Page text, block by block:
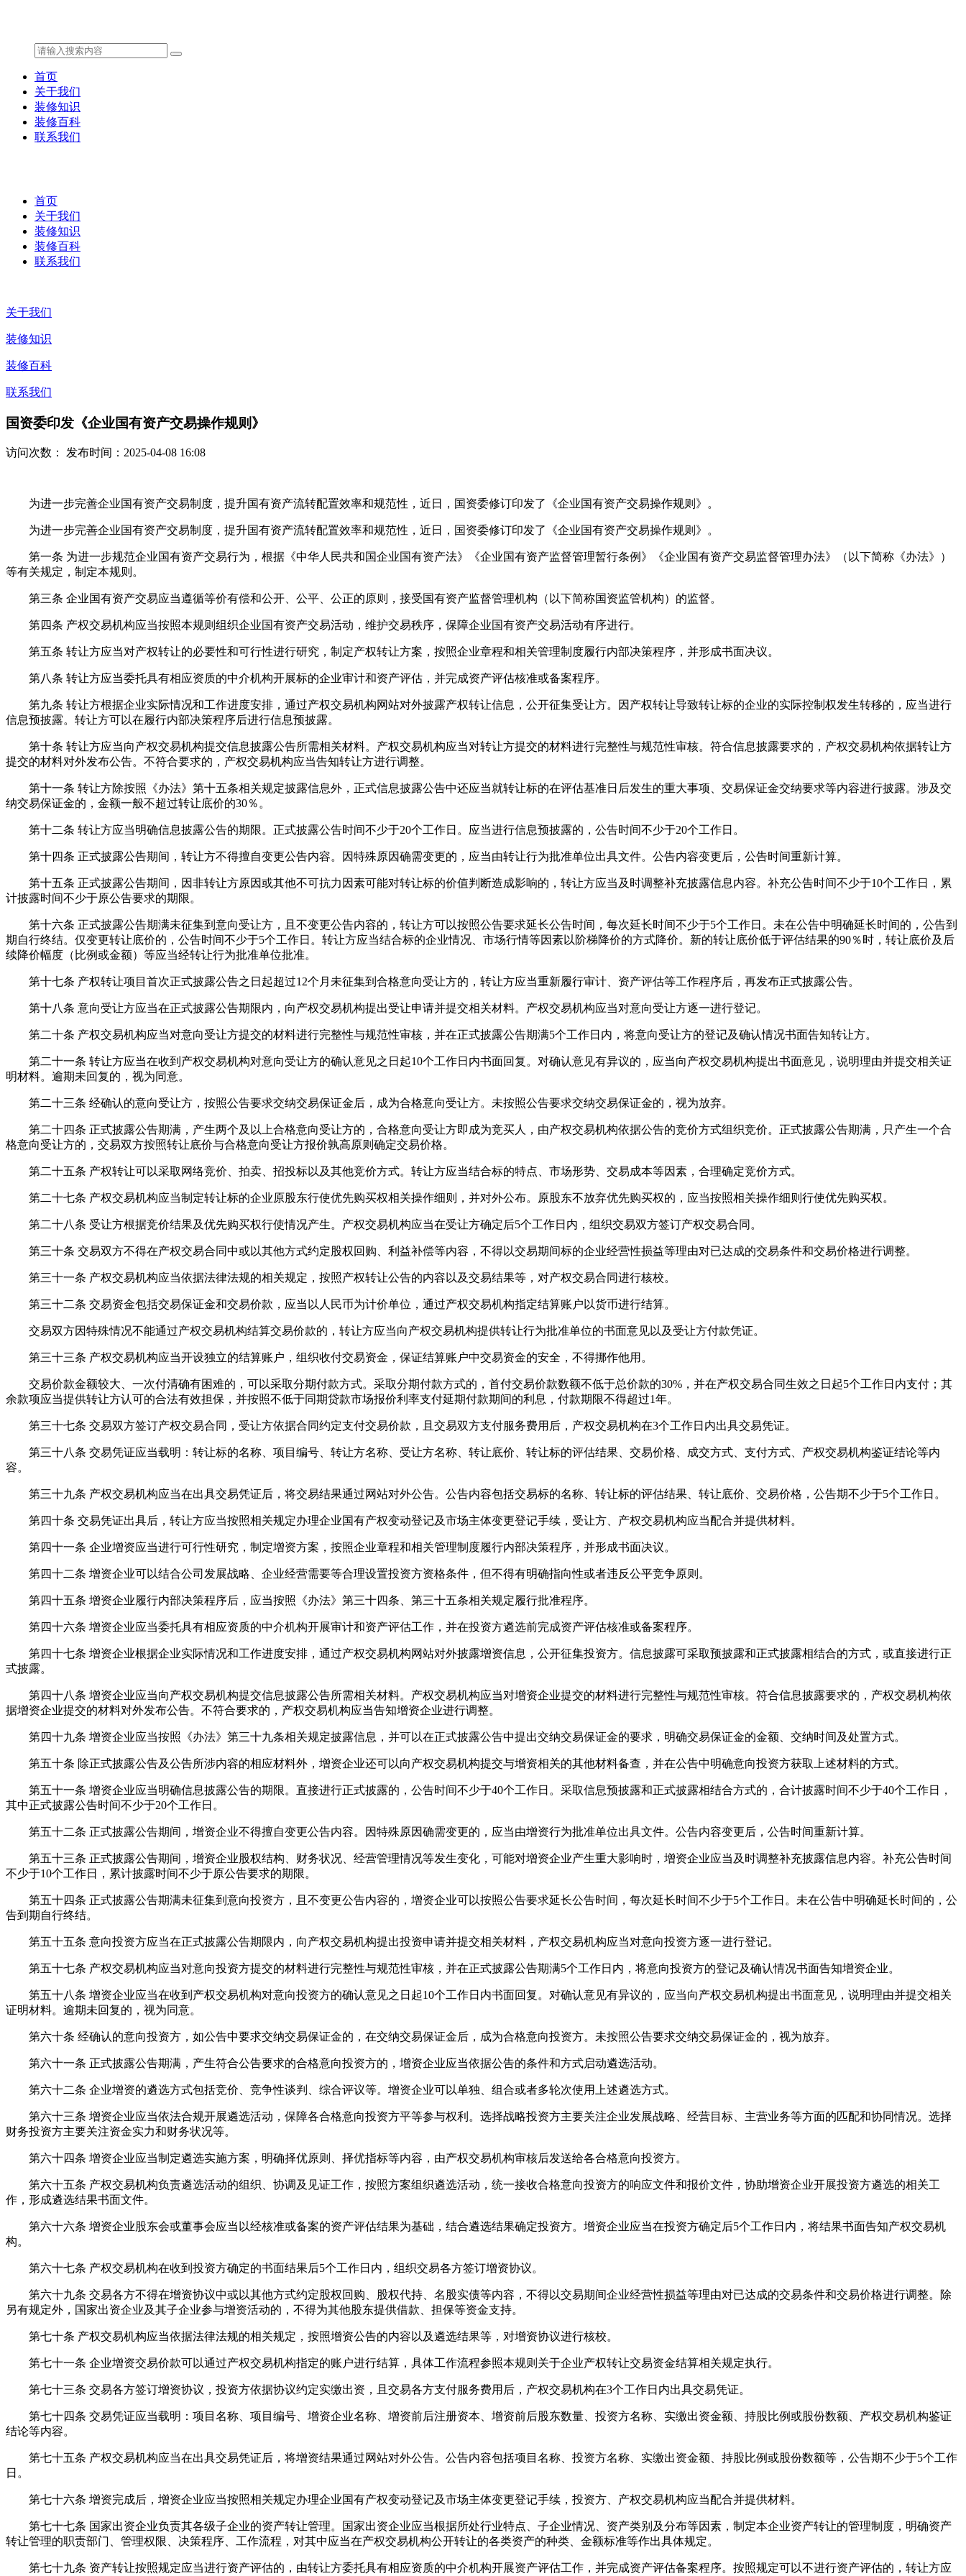
首页
关于我们
装修知识
装修百科
联系我们
首页
关于我们
装修知识
装修百科
联系我们
关于我们
装修知识
装修百科
联系我们
国资委印发《企业国有资产交易操作规则》
访问次数： 发布时间：2025-04-08 16:08
为进一步完善企业国有资产交易制度，提升国有资产流转配置效率和规范性，近日，国资委修订印发了《企业国有资产交易操作规则》。
为进一步完善企业国有资产交易制度，提升国有资产流转配置效率和规范性，近日，国资委修订印发了《企业国有资产交易操作规则》。
第一条 为进一步规范企业国有资产交易行为，根据《中华人民共和国企业国有资产法》《企业国有资产监督管理暂行条例》《企业国有资产交易监督管理办法》（以下简称《办法》）
等有关规定，制定本规则。
第三条 企业国有资产交易应当遵循等价有偿和公开、公平、公正的原则，接受国有资产监督管理机构（以下简称国资监管机构）的监督。
第四条 产权交易机构应当按照本规则组织企业国有资产交易活动，维护交易秩序，保障企业国有资产交易活动有序进行。
第五条 转让方应当对产权转让的必要性和可行性进行研究，制定产权转让方案，按照企业章程和相关管理制度履行内部决策程序，并形成书面决议。
第八条 转让方应当委托具有相应资质的中介机构开展标的企业审计和资产评估，并完成资产评估核准或备案程序。
第九条 转让方根据企业实际情况和工作进度安排，通过产权交易机构网站对外披露产权转让信息，公开征集受让方。因产权转让导致转让标的企业的实际控制权发生转移的，应当进行
信息预披露。转让方可以在履行内部决策程序后进行信息预披露。
第十条 转让方应当向产权交易机构提交信息披露公告所需相关材料。产权交易机构应当对转让方提交的材料进行完整性与规范性审核。符合信息披露要求的，产权交易机构依据转让方
提交的材料对外发布公告。不符合要求的，产权交易机构应当告知转让方进行调整。
第十一条 转让方除按照《办法》第十五条相关规定披露信息外，正式信息披露公告中还应当就转让标的在评估基准日后发生的重大事项、交易保证金交纳要求等内容进行披露。涉及交
纳交易保证金的，金额一般不超过转让底价的30％。
第十二条 转让方应当明确信息披露公告的期限。正式披露公告时间不少于20个工作日。应当进行信息预披露的，公告时间不少于20个工作日。
第十四条 正式披露公告期间，转让方不得擅自变更公告内容。因特殊原因确需变更的，应当由转让行为批准单位出具文件。公告内容变更后，公告时间重新计算。
第十五条 正式披露公告期间，因非转让方原因或其他不可抗力因素可能对转让标的价值判断造成影响的，转让方应当及时调整补充披露信息内容。补充公告时间不少于10个工作日，累
计披露时间不少于原公告要求的期限。
第十六条 正式披露公告期满未征集到意向受让方，且不变更公告内容的，转让方可以按照公告要求延长公告时间，每次延长时间不少于5个工作日。未在公告中明确延长时间的，公告到
期自行终结。仅变更转让底价的，公告时间不少于5个工作日。转让方应当结合标的企业情况、市场行情等因素以阶梯降价的方式降价。新的转让底价低于评估结果的90％时，转让底价及后
续降价幅度（比例或金额）等应当经转让行为批准单位批准。
第十七条 产权转让项目首次正式披露公告之日起超过12个月未征集到合格意向受让方的，转让方应当重新履行审计、资产评估等工作程序后，再发布正式披露公告。
第十八条 意向受让方应当在正式披露公告期限内，向产权交易机构提出受让申请并提交相关材料。产权交易机构应当对意向受让方逐一进行登记。
第二十条 产权交易机构应当对意向受让方提交的材料进行完整性与规范性审核，并在正式披露公告期满5个工作日内，将意向受让方的登记及确认情况书面告知转让方。
第二十一条 转让方应当在收到产权交易机构对意向受让方的确认意见之日起10个工作日内书面回复。对确认意见有异议的，应当向产权交易机构提出书面意见，说明理由并提交相关证
明材料。逾期未回复的，视为同意。
第二十三条 经确认的意向受让方，按照公告要求交纳交易保证金后，成为合格意向受让方。未按照公告要求交纳交易保证金的，视为放弃。
第二十四条 正式披露公告期满，产生两个及以上合格意向受让方的，合格意向受让方即成为竞买人，由产权交易机构依据公告的竞价方式组织竞价。正式披露公告期满，只产生一个合
格意向受让方的，交易双方按照转让底价与合格意向受让方报价孰高原则确定交易价格。
第二十五条 产权转让可以采取网络竞价、拍卖、招投标以及其他竞价方式。转让方应当结合标的特点、市场形势、交易成本等因素，合理确定竞价方式。
第二十七条 产权交易机构应当制定转让标的企业原股东行使优先购买权相关操作细则，并对外公布。原股东不放弃优先购买权的，应当按照相关操作细则行使优先购买权。
第二十八条 受让方根据竞价结果及优先购买权行使情况产生。产权交易机构应当在受让方确定后5个工作日内，组织交易双方签订产权交易合同。
第三十条 交易双方不得在产权交易合同中或以其他方式约定股权回购、利益补偿等内容，不得以交易期间标的企业经营性损益等理由对已达成的交易条件和交易价格进行调整。
第三十一条 产权交易机构应当依据法律法规的相关规定，按照产权转让公告的内容以及交易结果等，对产权交易合同进行核校。
第三十二条 交易资金包括交易保证金和交易价款，应当以人民币为计价单位，通过产权交易机构指定结算账户以货币进行结算。
交易双方因特殊情况不能通过产权交易机构结算交易价款的，转让方应当向产权交易机构提供转让行为批准单位的书面意见以及受让方付款凭证。
第三十三条 产权交易机构应当开设独立的结算账户，组织收付交易资金，保证结算账户中交易资金的安全，不得挪作他用。
交易价款金额较大、一次付清确有困难的，可以采取分期付款方式。采取分期付款方式的，首付交易价款数额不低于总价款的30%，并在产权交易合同生效之日起5个工作日内支付；其
余款项应当提供转让方认可的合法有效担保，并按照不低于同期贷款市场报价利率支付延期付款期间的利息，付款期限不得超过1年。
第三十七条 交易双方签订产权交易合同，受让方依据合同约定支付交易价款，且交易双方支付服务费用后，产权交易机构在3个工作日内出具交易凭证。
第三十八条 交易凭证应当载明：转让标的名称、项目编号、转让方名称、受让方名称、转让底价、转让标的评估结果、交易价格、成交方式、支付方式、产权交易机构鉴证结论等内
容。
第三十九条 产权交易机构应当在出具交易凭证后，将交易结果通过网站对外公告。公告内容包括交易标的名称、转让标的评估结果、转让底价、交易价格，公告期不少于5个工作日。
第四十条 交易凭证出具后，转让方应当按照相关规定办理企业国有产权变动登记及市场主体变更登记手续，受让方、产权交易机构应当配合并提供材料。
第四十一条 企业增资应当进行可行性研究，制定增资方案，按照企业章程和相关管理制度履行内部决策程序，并形成书面决议。
第四十二条 增资企业可以结合公司发展战略、企业经营需要等合理设置投资方资格条件，但不得有明确指向性或者违反公平竞争原则。
第四十五条 增资企业履行内部决策程序后，应当按照《办法》第三十四条、第三十五条相关规定履行批准程序。
第四十六条 增资企业应当委托具有相应资质的中介机构开展审计和资产评估工作，并在投资方遴选前完成资产评估核准或备案程序。
第四十七条 增资企业根据企业实际情况和工作进度安排，通过产权交易机构网站对外披露增资信息，公开征集投资方。信息披露可采取预披露和正式披露相结合的方式，或直接进行正
式披露。
第四十八条 增资企业应当向产权交易机构提交信息披露公告所需相关材料。产权交易机构应当对增资企业提交的材料进行完整性与规范性审核。符合信息披露要求的，产权交易机构依
据增资企业提交的材料对外发布公告。不符合要求的，产权交易机构应当告知增资企业进行调整。
第四十九条 增资企业应当按照《办法》第三十九条相关规定披露信息，并可以在正式披露公告中提出交纳交易保证金的要求，明确交易保证金的金额、交纳时间及处置方式。
第五十条 除正式披露公告及公告所涉内容的相应材料外，增资企业还可以向产权交易机构提交与增资相关的其他材料备查，并在公告中明确意向投资方获取上述材料的方式。
第五十一条 增资企业应当明确信息披露公告的期限。直接进行正式披露的，公告时间不少于40个工作日。采取信息预披露和正式披露相结合方式的，合计披露时间不少于40个工作日，
其中正式披露公告时间不少于20个工作日。
第五十二条 正式披露公告期间，增资企业不得擅自变更公告内容。因特殊原因确需变更的，应当由增资行为批准单位出具文件。公告内容变更后，公告时间重新计算。
第五十三条 正式披露公告期间，增资企业股权结构、财务状况、经营管理情况等发生变化，可能对增资企业产生重大影响时，增资企业应当及时调整补充披露信息内容。补充公告时间
不少于10个工作日，累计披露时间不少于原公告要求的期限。
第五十四条 正式披露公告期满未征集到意向投资方，且不变更公告内容的，增资企业可以按照公告要求延长公告时间，每次延长时间不少于5个工作日。未在公告中明确延长时间的，公
告到期自行终结。
第五十五条 意向投资方应当在正式披露公告期限内，向产权交易机构提出投资申请并提交相关材料，产权交易机构应当对意向投资方逐一进行登记。
第五十七条 产权交易机构应当对意向投资方提交的材料进行完整性与规范性审核，并在正式披露公告期满5个工作日内，将意向投资方的登记及确认情况书面告知增资企业。
第五十八条 增资企业应当在收到产权交易机构对意向投资方的确认意见之日起10个工作日内书面回复。对确认意见有异议的，应当向产权交易机构提出书面意见，说明理由并提交相关
证明材料。逾期未回复的，视为同意。
第六十条 经确认的意向投资方，如公告中要求交纳交易保证金的，在交纳交易保证金后，成为合格意向投资方。未按照公告要求交纳交易保证金的，视为放弃。
第六十一条 正式披露公告期满，产生符合公告要求的合格意向投资方的，增资企业应当依据公告的条件和方式启动遴选活动。
第六十二条 企业增资的遴选方式包括竞价、竞争性谈判、综合评议等。增资企业可以单独、组合或者多轮次使用上述遴选方式。
第六十三条 增资企业应当依法合规开展遴选活动，保障各合格意向投资方平等参与权利。选择战略投资方主要关注企业发展战略、经营目标、主营业务等方面的匹配和协同情况。选择
财务投资方主要关注资金实力和财务状况等。
第六十四条 增资企业应当制定遴选实施方案，明确择优原则、择优指标等内容，由产权交易机构审核后发送给各合格意向投资方。
第六十五条 产权交易机构负责遴选活动的组织、协调及见证工作，按照方案组织遴选活动，统一接收合格意向投资方的响应文件和报价文件，协助增资企业开展投资方遴选的相关工
作，形成遴选结果书面文件。
第六十六条 增资企业股东会或董事会应当以经核准或备案的资产评估结果为基础，结合遴选结果确定投资方。增资企业应当在投资方确定后5个工作日内，将结果书面告知产权交易机
构。
第六十七条 产权交易机构在收到投资方确定的书面结果后5个工作日内，组织交易各方签订增资协议。
第六十九条 交易各方不得在增资协议中或以其他方式约定股权回购、股权代持、名股实债等内容，不得以交易期间企业经营性损益等理由对已达成的交易条件和交易价格进行调整。除
另有规定外，国家出资企业及其子企业参与增资活动的，不得为其他股东提供借款、担保等资金支持。
第七十条 产权交易机构应当依据法律法规的相关规定，按照增资公告的内容以及遴选结果等，对增资协议进行核校。
第七十一条 企业增资交易价款可以通过产权交易机构指定的账户进行结算，具体工作流程参照本规则关于企业产权转让交易资金结算相关规定执行。
第七十三条 交易各方签订增资协议，投资方依据协议约定实缴出资，且交易各方支付服务费用后，产权交易机构在3个工作日内出具交易凭证。
第七十四条 交易凭证应当载明：项目名称、项目编号、增资企业名称、增资前后注册资本、增资前后股东数量、投资方名称、实缴出资金额、持股比例或股份数额、产权交易机构鉴证
结论等内容。
第七十五条 产权交易机构应当在出具交易凭证后，将增资结果通过网站对外公告。公告内容包括项目名称、投资方名称、实缴出资金额、持股比例或股份数额等，公告期不少于5个工作
日。
第七十六条 增资完成后，增资企业应当按照相关规定办理企业国有产权变动登记及市场主体变更登记手续，投资方、产权交易机构应当配合并提供材料。
第七十七条 国家出资企业负责其各级子企业的资产转让管理。国家出资企业应当根据所处行业特点、子企业情况、资产类别及分布等因素，制定本企业资产转让的管理制度，明确资产
转让管理的职责部门、管理权限、决策程序、工作流程，对其中应当在产权交易机构公开转让的各类资产的种类、金额标准等作出具体规定。
第七十九条 资产转让按照规定应当进行资产评估的，由转让方委托具有相应资质的中介机构开展资产评估工作，并完成资产评估备案程序。按照规定可以不进行资产评估的，转让方应